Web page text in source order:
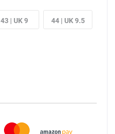
43 | UK 9 44 | UK 9.5